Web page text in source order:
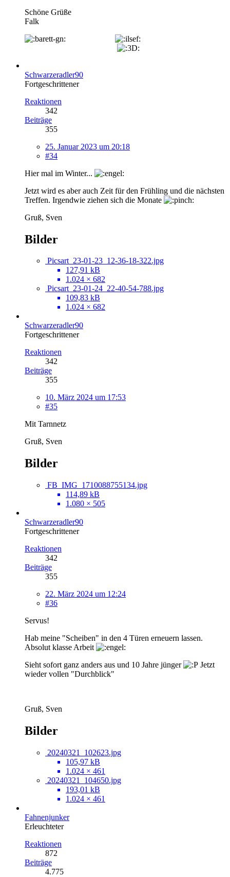
Schöne Grüße
Falk
Schwarzeradler90
Fortgeschrittener
Reaktionen
342
Beiträge
355
25. Januar 2023 um 20:18
#34
Hier mal im Winter...
Jetzt wird es aber auch Zeit für den Frühling und die nächsten
Treffen. Irgendwie ziehen sich die Monate
Gruß, Sven
Bilder
Picsart_23-01-23_12-36-18-322.jpg
127,91 kB
1.024 × 682
Picsart_23-01-24_22-40-54-788.jpg
109,83 kB
1.024 × 682
Schwarzeradler90
Fortgeschrittener
Reaktionen
342
Beiträge
355
10. März 2024 um 17:53
#35
Mit Tarnnetz
Gruß, Sven
Bilder
FB_IMG_1710088755134.jpg
114,89 kB
1.080 × 505
Schwarzeradler90
Fortgeschrittener
Reaktionen
342
Beiträge
355
22. März 2024 um 12:24
#36
Servus!
Hab meine "Scheiben" in den 4 Türen erneuern lassen.
Absolut klasse Arbeit
Sieht sofort ganz anders aus und 10 Jahre jünger
Jetzt
wieder vollen "Durchblick"
Gruß, Sven
Bilder
20240321_102623.jpg
105,97 kB
1.024 × 461
20240321_104650.jpg
193,01 kB
1.024 × 461
Fahnenjunker
Erleuchteter
Reaktionen
872
Beiträge
4.775